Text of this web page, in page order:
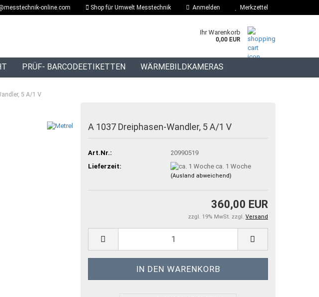
online.com Shop für Umwelt Messtechnik Anmelden Merkzettel
Ihr Warenkorb
0,00 EUR
PRÜF- BARCODEETIKETTEN WÄRMEBILDKAMERAS
5 A/1 V
A 1037 Dreiphasen-Wandler, 5 A/1 V
Art.Nr.:
20990519
Lieferzeit:
ca. 1 Woche
(Ausland abweichend)
360,00 EUR
zzgl. 19% MwSt. zzgl. Versand